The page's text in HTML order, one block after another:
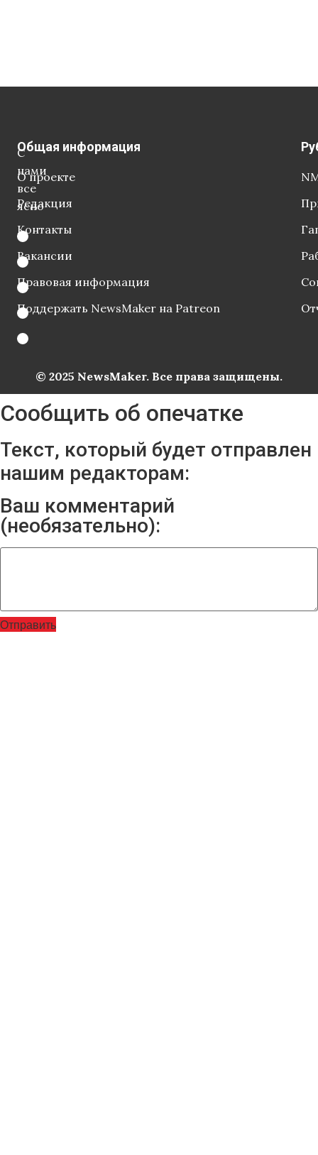
С
нами
все
ясно
Общая информация
О проекте
Редакция
Контакты
Вакансии
Правовая информация
Поддержать NewsMaker на Patreon
© 2025 NewsMaker. Все права защищены.
Сообщить об опечатке
Текст, который будет отправлен
нашим редакторам:
Ваш комментарий
(необязательно):
Отправить